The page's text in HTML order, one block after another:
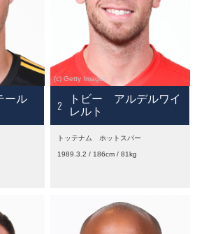
ール
2
トビー アルデルワイ
レルト
トッテナム ホットスパー
1989.3.2 / 186cm / 81kg